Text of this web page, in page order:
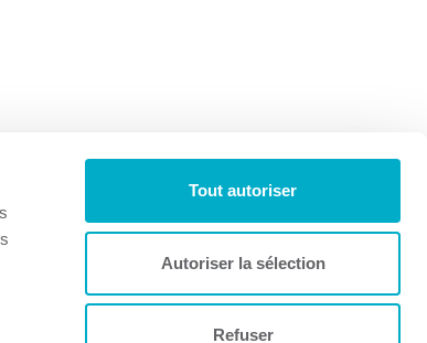
Tout autoriser
Autoriser la sélection
Refuser